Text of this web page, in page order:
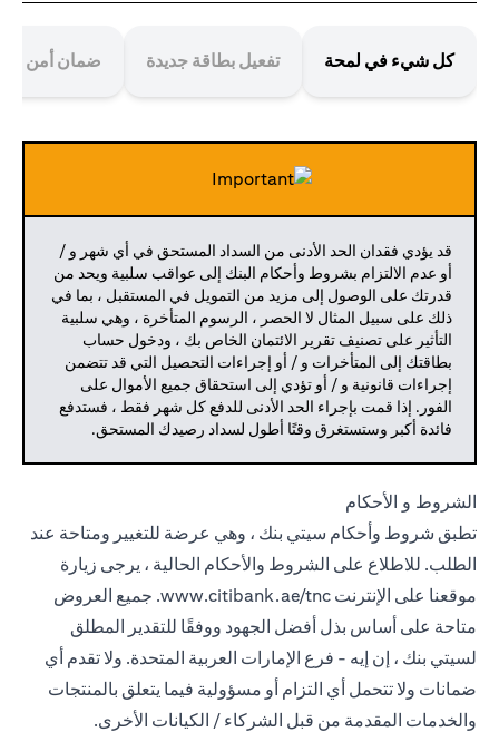
كل شيء في لمحة تفعيل بطاقة جديدة ضمان أمن
قد يؤدي فقدان الحد الأدنى من السداد المستحق في أي شهر و /
أو عدم الالتزام بشروط وأحكام البنك إلى عواقب سلبية ويحد من
قدرتك على الوصول إلى مزيد من التمويل في المستقبل ، بما في
ذلك على سبيل المثال لا الحصر ، الرسوم المتأخرة ، وهي سلبية
التأثير على تصنيف تقرير الائتمان الخاص بك ، ودخول حساب
بطاقتك إلى المتأخرات و / أو إجراءات التحصيل التي قد تتضمن
إجراءات قانونية و / أو تؤدي إلى استحقاق جميع الأموال على
الفور. إذا قمت بإجراء الحد الأدنى للدفع كل شهر فقط ، فستدفع
فائدة أكبر وستستغرق وقتًا أطول لسداد رصيدك المستحق.
الشروط و الأحكام
تطبق شروط وأحكام سيتي بنك ، وهي عرضة للتغيير ومتاحة عند
الطلب. للاطلاع على الشروط والأحكام الحالية ، يرجى زيارة
موقعنا على الإنترنت www.citibank.ae/tnc. جميع العروض
متاحة على أساس بذل أفضل الجهود ووفقًا للتقدير المطلق
لسيتي بنك ، إن إيه - فرع الإمارات العربية المتحدة. ولا تقدم أي
ضمانات ولا تتحمل أي التزام أو مسؤولية فيما يتعلق بالمنتجات
والخدمات المقدمة من قبل الشركاء / الكيانات الأخرى.